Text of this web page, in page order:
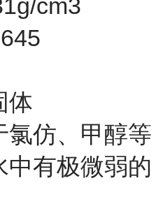
cm3
体
氯仿、甲醇等
有极微弱的